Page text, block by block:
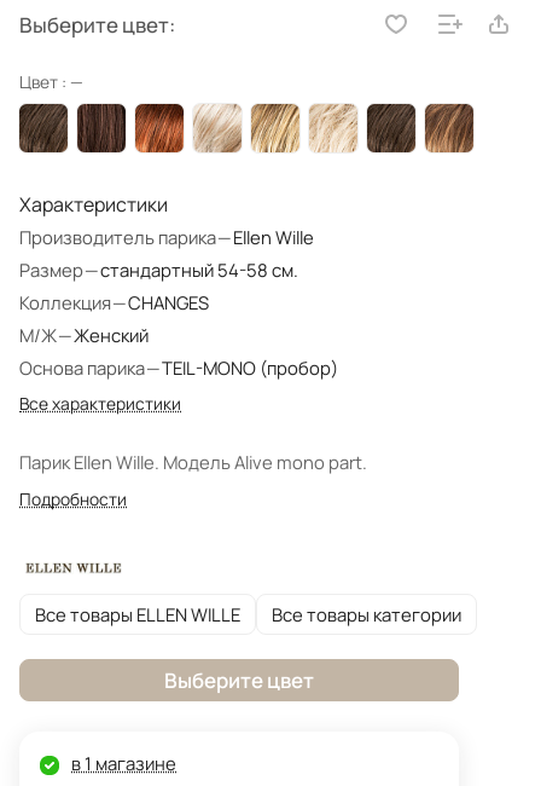
Выберите цвет:
Цвет : —
Характеристики
Производитель парика—Ellen Wille
Размер—стандартный 54-58 см.
Коллекция—CHANGES
М/Ж—Женский
Основа парика—TEIL-MONO (пробор)
Все характеристики
Парик Ellen Wille. Модель Alive mono part.
Подробности
Все товары ELLEN WILLE Все товары категории
Выберите цвет
в 1 магазине